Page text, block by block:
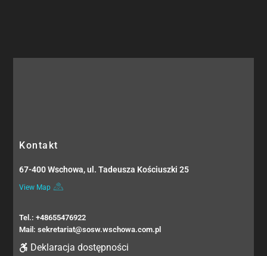
Kontakt
67-400 Wschowa, ul. Tadeusza Kościuszki 25
View Map
Tel.: +48655476922
Mail: sekretariat@sosw.wschowa.com.pl
Deklaracja dostępności